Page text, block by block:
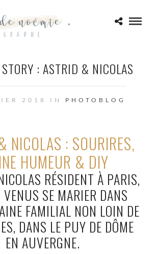
: ASTRID & NICOLAS
2018 IN PHOTOBLOG
NICOLAS : SOURIRES,
HUMEUR & DIY
RÉSIDENT À PARIS,
VENUS SE MARIER DANS
FAMILIAL NON LOIN DE
DANS LE PUY DE DÔME
EN AUVERGNE.